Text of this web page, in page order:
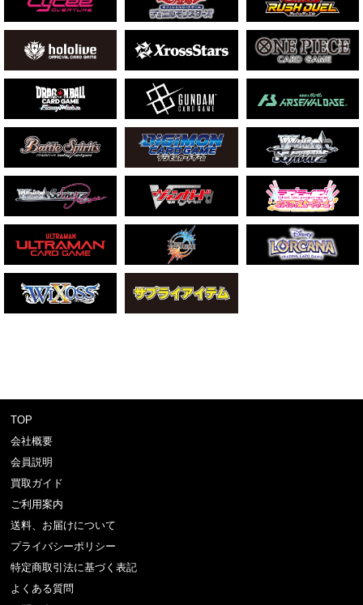
TOP
会社概要
会員説明
買取ガイド
ご利用案内
送料、お届けについて
プライバシーポリシー
特定商取引法に基づく表記
よくある質問